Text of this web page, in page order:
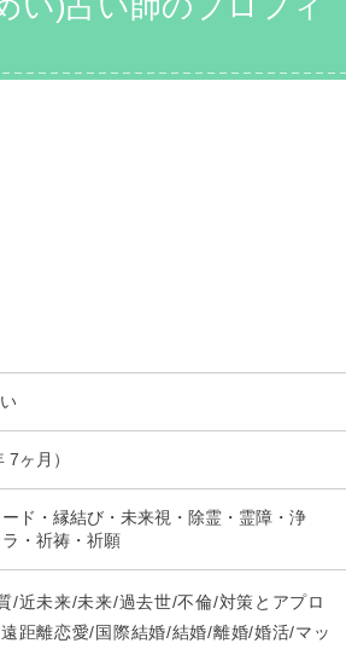
ヶ月）
ド・縁結び・未来視・除霊・霊障・浄
・祈祷・祈願
/近未来/未来/過去世/不倫/対策とアプロ
距離恋愛/国際結婚/結婚/離婚/婚活/マッ